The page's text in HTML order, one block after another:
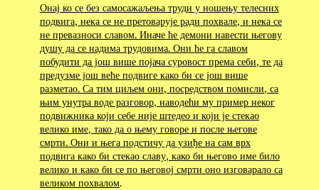
Онај ко се без самосажаљења труди у ношењу телесних
подвига, нека се не претоварује ради похвале, и нека се
не превазноси славом. Иначе ће демони навести његову
душу да се надима трудовима. Они ће га славом
побудити да још више појача суровост према себи, те да
предузме још веће подвиге како би се још више
разметао. Са тим циљем они, посредством помисли, са
њим унутра воде разговор, наводећи му пример неког
подвижника који себе није штедео и који је стекао
велико име, тако да о њему говоре и после његове
смрти. Они и њега подстичу да узиђе на сам врх
подвига како би стекао славу, како би његово име било
велико и како би се по његовој смрти оно изговарало са
великом похвалом.